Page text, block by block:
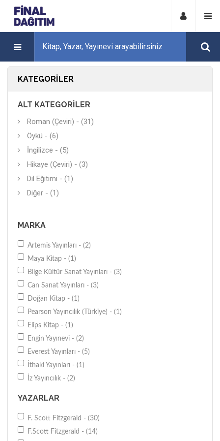
KATEGORILER
ALT KATEGORILER
Roman (Çeviri) - (31)
Öykü - (6)
İngilizce - (5)
Hikaye (Çeviri) - (3)
Dil Eğitimi - (1)
Diğer - (1)
MARKA
Artemis Yayınları - (2)
Maya Kitap - (1)
Bilge Kültür Sanat Yayınları - (3)
Can Sanat Yayınları - (3)
Doğan Kitap - (1)
Pearson Yayıncılık (Türkiye) - (1)
Elips Kitap - (1)
Engin Yayınevi - (2)
Everest Yayınları - (5)
İthaki Yayınları - (1)
İz Yayıncılık - (2)
Oda Yayınları - (1)
Remzi Kitabevi - (2)
YAZARLAR
F. Scott Fitzgerald - (30)
F.Scott Fitzgerald - (14)